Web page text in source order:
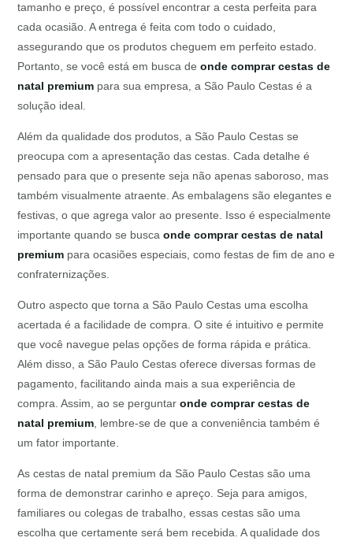
tamanho e preço, é possível encontrar a cesta perfeita para
cada ocasião. A entrega é feita com todo o cuidado,
assegurando que os produtos cheguem em perfeito estado.
Portanto, se você está em busca deonde comprar cestas de
natal premium para sua empresa, a São Paulo Cestas é a
solução ideal.
Além da qualidade dos produtos, a São Paulo Cestas se
preocupa com a apresentação das cestas. Cada detalhe é
pensado para que o presente seja não apenas saboroso, mas
também visualmente atraente. As embalagens são elegantes e
festivas, o que agrega valor ao presente. Isso é especialmente
importante quando se buscaonde comprar cestas de natal
premium para ocasiões especiais, como festas de fim de ano e
confraternizações.
Outro aspecto que torna a São Paulo Cestas uma escolha
acertada é a facilidade de compra. O site é intuitivo e permite
que você navegue pelas opções de forma rápida e prática.
Além disso, a São Paulo Cestas oferece diversas formas de
pagamento, facilitando ainda mais a sua experiência de
compra. Assim, ao se perguntaronde comprar cestas de
natal premium , lembre-se de que a conveniência também é
um fator importante.
As cestas de natal premium da São Paulo Cestas são uma
forma de demonstrar carinho e apreço. Seja para amigos,
familiares ou colegas de trabalho, essas cestas são uma
escolha que certamente será bem recebida. A qualidade dos